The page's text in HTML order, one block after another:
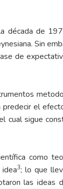
década de
Sin
de
el
cual sigue
como
3; lo que
las ideas